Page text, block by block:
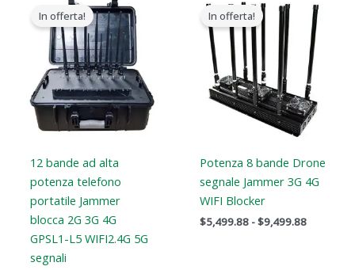
In offerta!
12 bande ad alta
potenza telefono
portatile Jammer
blocca 2G 3G 4G
GPSL1-L5 WIFI2.4G 5G
segnali
prezzo
originale
era:
$3,999.00.
prezzo
attuale
è:
$2,499.99.
In offerta!
Potenza 8 bande Drone
segnale Jammer 3G 4G
WIFI Blocker
$5,499.88 -$9,499.88
di
prezzi:
Da
$5,499.88
a
$9,499.88